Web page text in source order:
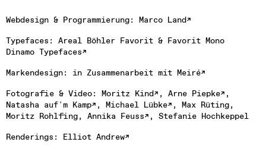
Webdesign & Programmierung: Marco Land
Dinamo Typefaces
Markendesign: in Zusammenarbeit mit Meiré
Fotografie & Video: Moritz Kind , Arne Piepke
Natasha auf'm Kamp , Michael Lübke , Max Rüting,
Moritz Rohlfing, Annika Feuss , Stefanie Hochkeppel
Renderings: Elliot Andrew